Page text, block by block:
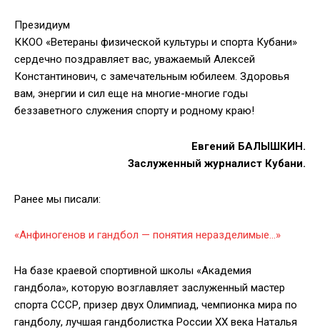
Президиум
ККОО «Ветераны физической культуры и спорта Кубани»
сердечно поздравляет вас, уважаемый Алексей
Константинович, с замечательным юбилеем. Здоровья
вам, энергии и сил еще на многие-многие годы
беззаветного служения спорту и родному краю!
Евгений БАЛЫШКИН.
Заслуженный журналист Кубани.
Ранее мы писали:
«Анфиногенов и гандбол — понятия неразделимые…»
На базе краевой спортивной школы «Академия
гандбола», которую возглавляет заслуженный мастер
спорта СССР, призер двух Олимпиад, чемпионка мира по
гандболу, лучшая гандболистка России ХХ века Наталья